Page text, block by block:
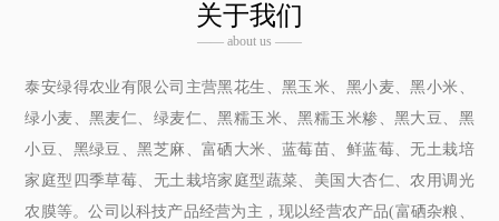
关于我们
—— about us ——
泰安绿得农业有限公司主营黑花生、黑玉米、黑小麦、黑小米、
绿小麦、黑麦仁、绿麦仁、黑糯玉米、黑糯玉米糁、黑大豆、黑
小豆、黑绿豆、黑芝麻、富硒大米、蓝莓苗、鲜蓝莓、无土栽培
家庭型四季草莓、无土栽培家庭型蔬菜、美国大杏仁、农用调光
农膜等。公司以科技产品经营为主，现以经营农产品(富硒杂粮、